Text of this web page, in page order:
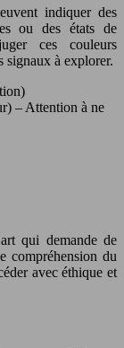
indiquer des
ou des états de
ces couleurs
signaux à explorer.
– Attention à ne
qui demande de
compréhension du
avec éthique et